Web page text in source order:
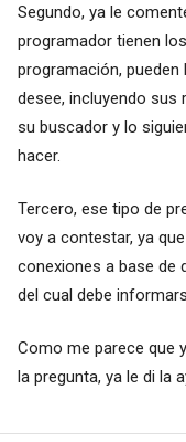
Segundo, ya le
programador tienen
programación, pueden
desee, incluyendo sus
su buscador y lo
hacer.
Tercero, ese tipo de
voy a contestar, ya
conexiones a base de
del cual debe
Como me parece que
la pregunta, ya le di la